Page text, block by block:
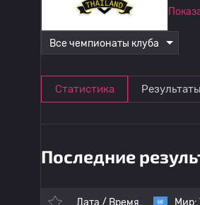
Все чемпионаты клуба
Статистика Результаты
Последние
Дата / Время Мир: